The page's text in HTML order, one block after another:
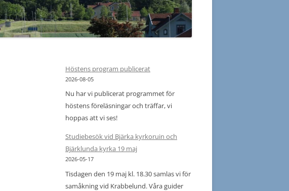
HÖSTENS PROGRAM 2023
VÅRENS PROGRAM 2023
VÅRENS PROGRAM 2022
HÖSTENS PROGRAM 2021
HÖSTENS PROGRAM 2020
HÄNT 2020
HÄNT 2019
HÄNT 2018
Höstens program publicerat
2026-08-05
Nu har vi publicerat programmet för
höstens föreläsningar och träffar, vi
hoppas att vi ses!
Studiebesök vid Bjärka kyrkoruin och
Bjärklunda kyrka 19 maj
2026-05-17
Tisdagen den 19 maj kl. 18.30 samlas vi för
samåkning vid Krabbelund. Våra guider